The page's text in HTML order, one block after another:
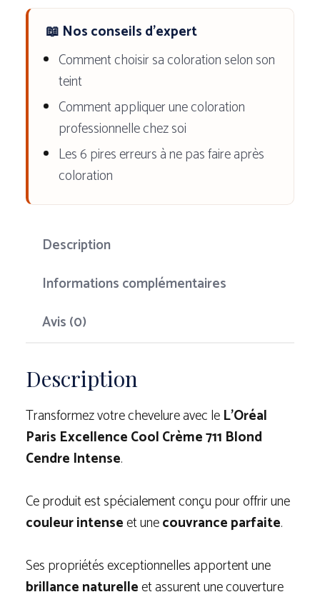
intense
et
couvrance
📖 Nos conseils d'expert
Comment choisir sa coloration selon son
teint
Comment appliquer une coloration
professionnelle chez soi
Les 6 pires erreurs à ne pas faire après
coloration
Description
Informations complémentaires
Avis (0)
Description
Transformez votre chevelure avec leL’Oréal
Paris Excellence Cool Crème 711 Blond
Cendre Intense.
Ce produit est spécialement conçu pour offrir une
couleur intenseet unecouvrance parfaite.
Ses propriétés exceptionnelles apportent une
brillance naturelleet assurent une couverture